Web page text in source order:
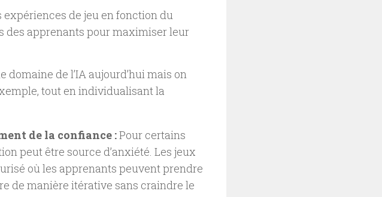
de jeu en fonction du
des apprenants pour maximiser leur
domaine de l’IA aujourd’hui mais on
tout en individualisant la
de la confiance :Pour certains
peut être source d’anxiété. Les jeux
où les apprenants peuvent prendre
de manière itérative sans craindre le